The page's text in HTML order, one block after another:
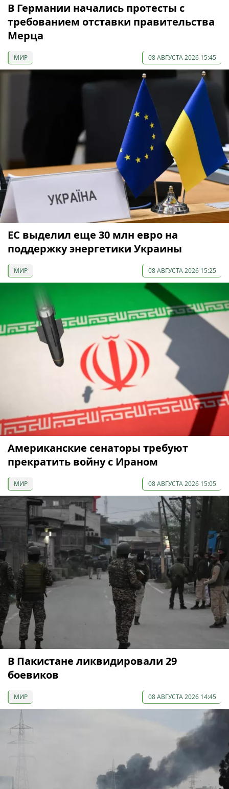
В Германии начались протесты с
требованием отставки правительства
Мерца
МИР 08 АВГУСТА 2026 15:45
ЕС выделил еще 30 млн евро на
поддержку энергетики Украины
МИР 08 АВГУСТА 2026 15:25
Американские сенаторы требуют
прекратить войну с Ираном
МИР 08 АВГУСТА 2026 15:05
В Пакистане ликвидировали 29
боевиков
МИР 08 АВГУСТА 2026 14:45